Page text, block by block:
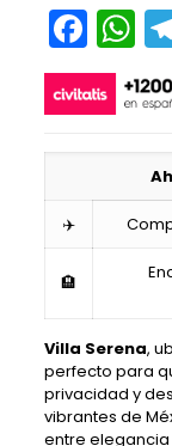
✈️
🏨
Villa Serena,
perfecto para
privacidad y
vibrantes de
entre elegancia